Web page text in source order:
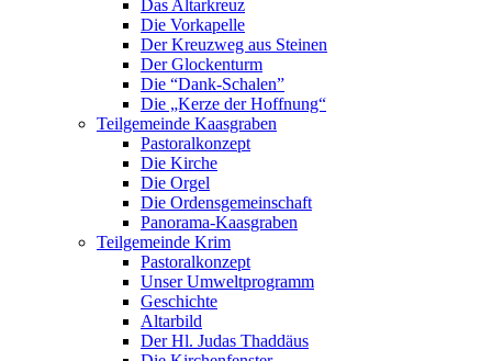
Das Altarkreuz
Die Vorkapelle
Der Kreuzweg aus Steinen
Der Glockenturm
Die “Dank-Schalen”
Die „Kerze der Hoffnung“
Teilgemeinde Kaasgraben
Pastoralkonzept
Die Kirche
Die Orgel
Die Ordensgemeinschaft
Panorama-Kaasgraben
Teilgemeinde Krim
Pastoralkonzept
Unser Umweltprogramm
Geschichte
Altarbild
Der Hl. Judas Thaddäus